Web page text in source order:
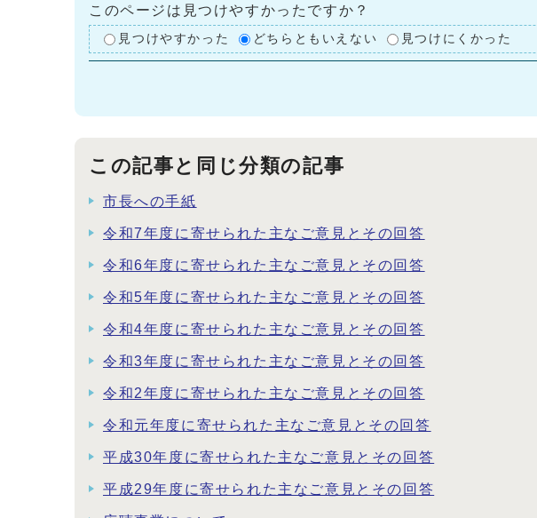
このページは見つけやすかったですか？
見つけやすかった どちらともいえない 見つけにくかった
この記事と同じ分類の記事
市長への手紙
令和7年度に寄せられた主なご意見とその回答
令和6年度に寄せられた主なご意見とその回答
令和5年度に寄せられた主なご意見とその回答
令和4年度に寄せられた主なご意見とその回答
令和3年度に寄せられた主なご意見とその回答
令和2年度に寄せられた主なご意見とその回答
令和元年度に寄せられた主なご意見とその回答
平成30年度に寄せられた主なご意見とその回答
平成29年度に寄せられた主なご意見とその回答